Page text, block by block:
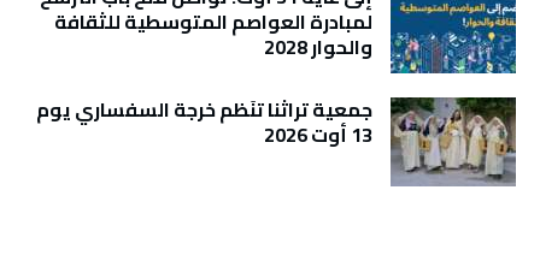
لمبادرة العواصم المتوسطية للثقافة
والحوار 2028
جمعية تراثنا تنَظم خرجة السفساري يوم
13 أوت 2026